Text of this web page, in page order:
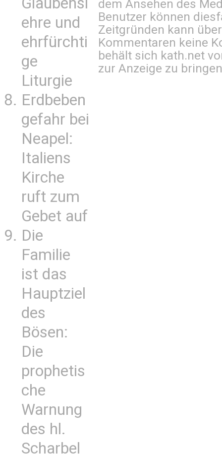
ehre und
ehrfürchti
ge
Liturgie
Erdbeben
gefahr bei
Neapel:
Italiens
Kirche
ruft zum
Gebet auf
Die
Familie
ist das
Hauptziel
des
Bösen:
Die
prophetis
che
Warnung
des hl.
Scharbel
dem Ansehen des
Benutzer können
Zeitgründen kann
Kommentaren keine
behält sich kath.net
zur Anzeige zu